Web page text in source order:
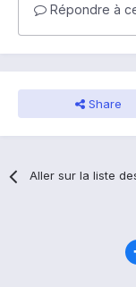
Répondre à
Share
Aller sur la liste